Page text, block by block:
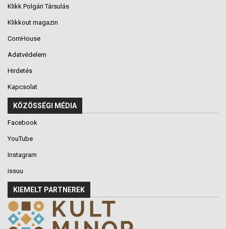
Klikk Polgári Társulás
Klikkout magazin
CornHouse
Adatvédelem
Hirdetés
Kapcsolat
KÖZÖSSÉGI MÉDIA
Facebook
YouTube
Instagram
issuu
KIEMELT PARTNEREK